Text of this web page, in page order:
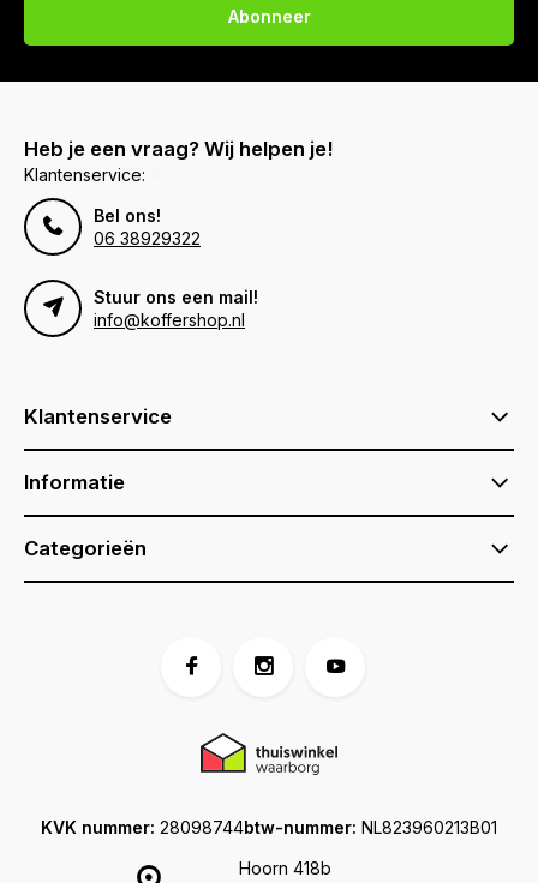
Abonneer
Heb je een vraag? Wij helpen je!
Klantenservice:
Bel ons!
06 38929322
Stuur ons een mail!
info@koffershop.nl
Klantenservice
Informatie
Categorieën
Hoorn 418b
KVK nummer: 28098744btw-nummer: NL823960213B01